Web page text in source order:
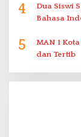
4
Dua Siswi
Bahasa
5
MAN 1
dan Tertib